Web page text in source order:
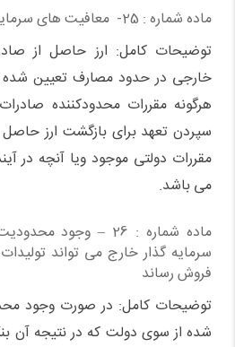
ماده شماره : 25- معافیت های سرمایه گذار خارجی
توضیحات کامل: ارز حاصل از
خارجی در حدود مصارف تعیین
هرگونه مقررات محدودکننده
سپردن تعهد برای بازگشت ارز
مقررات دولتی موجود ویا آنچه در
می باشد.
ماده شماره : 26 –
سرمایه گذار خارج می تواند
فروش رساند
توضیحات کامل: در صورت وجود
شده از سوی دولت که در نتیجه آن